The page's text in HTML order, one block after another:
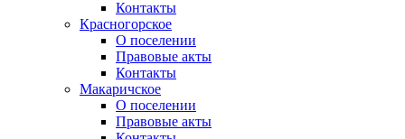
Контакты
Красногорское
О поселении
Правовые акты
Контакты
Макаричское
О поселении
Правовые акты